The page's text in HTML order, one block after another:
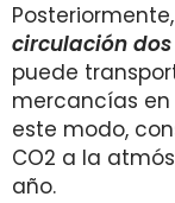
circulación
puede
mercancías en
este modo,
CO2 a la
año.